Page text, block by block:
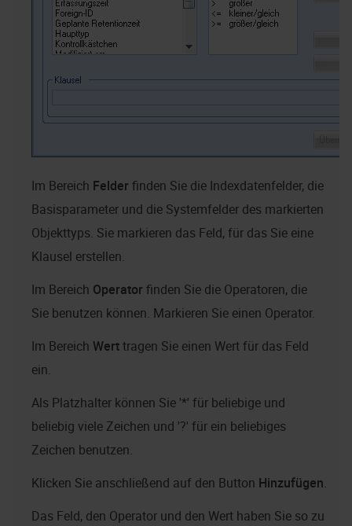
Im Bereich Felder finden Sie die Indexdatenfelder, die
Basisparameter und die Systemfelder des markierten
Objekttyps. Sie markieren das Feld, für das Sie eine
Klausel erstellen.
Im Bereich Operator finden Sie die Operatoren, die
Sie benutzen können. Markieren Sie einen Operator.
Im Bereich Werttragen Sie einen Wert für das Feld
ein.
Als Platzhalter können Sie '*' für beliebige und
beliebig viele Zeichen und '?' für ein beliebiges
Zeichen benutzen.
Klicken Sie anschließend auf den Button Hinzufügen.
Das Feld, den Operator und den Wert haben Sie so zu